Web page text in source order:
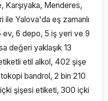
Karşıyaka, Menderes,
ile Yalova'da eş zamanlı
ev, 6 depo, 5 iş yeri ve 9
değeri yaklaşık 13
etil alkol, 402 şişe
bandrol, 2 bin 210
şişesi etiketi, 300 içki